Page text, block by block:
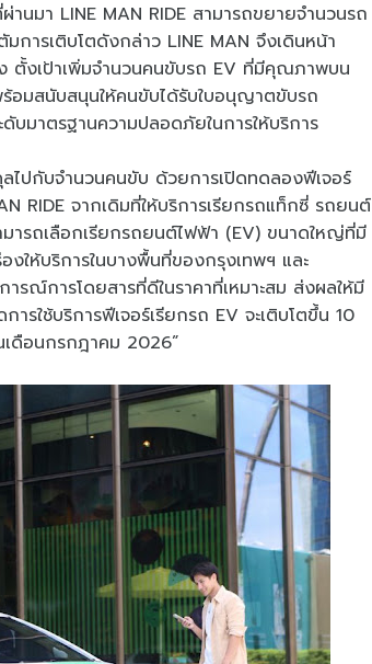
นมา LINE MAN RIDE สามารถขยายจำนวนรถ
มการเติบโตดังกล่าว LINE MAN จึงเดินหน้า
ตั้งเป้าเพิ่มจำนวนคนขับรถ EV ที่มีคุณภาพบน
มสนับสนุนให้คนขับได้รับใบอนุญาตขับรถ
มาตรฐานความปลอดภัยในการให้บริการ
ไปกับจำนวนคนขับ ด้วยการเปิดทดลองฟีเจอร์
RIDE จากเดิมที่ให้บริการเรียกรถแท็กซี่ รถยนต์
ารถเลือกเรียกรถยนต์ไฟฟ้า (EV) ขนาดใหญ่ที่มี
ให้บริการในบางพื้นที่ของกรุงเทพฯ และ
ณ์การโดยสารที่ดีในราคาที่เหมาะสม ส่งผลให้มี
รใช้บริการฟีเจอร์เรียกรถ EV จะเติบโตขึ้น 10
เดือนกรกฎาคม 2026”